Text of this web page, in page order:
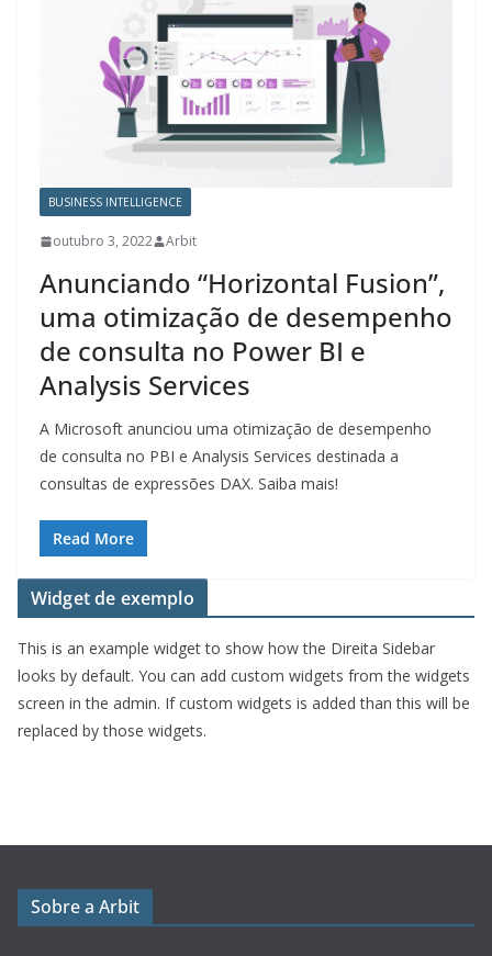
BUSINESS INTELLIGENCE
outubro 3, 2022 Arbit
Anunciando “Horizontal Fusion”,
uma otimização de desempenho
de consulta no Power BI e
Analysis Services
A Microsoft anunciou uma otimização de desempenho
de consulta no PBI e Analysis Services destinada a
consultas de expressões DAX. Saiba mais!
Read More
Widget de exemplo
This is an example widget to show how the Direita Sidebar
looks by default. You can add custom widgets from the widgets
screen in the admin. If custom widgets is added than this will be
replaced by those widgets.
Sobre a Arbit